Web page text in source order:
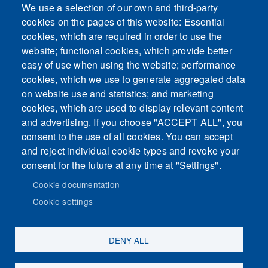
This content is blocked because Embeds
cookies have not been accepted.
ACCEPT ALL COOKIES
Only accept Embeds cookies
Sosiaalinen media
We use a selection of our own and third-party
cookies on the pages of this website: Essential
cookies, which are required in order to use the
website; functional cookies, which provide better
easy of use when using the website; performance
cookies, which we use to generate aggregated data
on website use and statistics; and marketing
cookies, which are used to display relevant content
and advertising. If you choose "ACCEPT ALL", you
consent to the use of all cookies. You can accept
and reject individual cookie types and revoke your
consent for the future at any time at "Settings".
Cookie documentation
Cookie settings
DENY ALL